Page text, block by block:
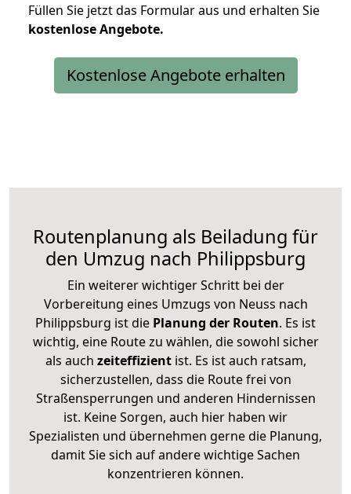
Füllen Sie jetzt das Formular aus und erhalten Sie
kostenloseAngebote.
Kostenlose Angebote erhalten
Routenplanung als Beiladung für
den Umzug nach Philippsburg
Ein weiterer wichtiger Schritt bei der
Vorbereitung eines Umzugs von Neuss nach
Philippsburg ist die Planung der Routen. Es ist
wichtig, eine Route zu wählen, die sowohl sicher
als auch zeiteffizientist. Es ist auch ratsam,
sicherzustellen, dass die Route frei von
Straßensperrungen und anderen Hindernissen
ist. Keine Sorgen, auch hier haben wir
Spezialisten und übernehmen gerne die Planung,
damit Sie sich auf andere wichtige Sachen
konzentrieren können.